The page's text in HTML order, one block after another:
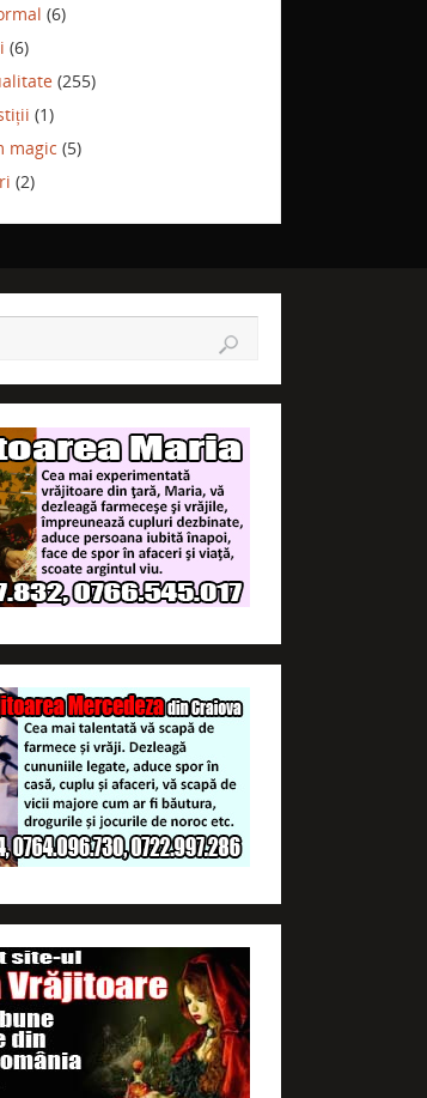
(6)
(6)
(255)
(1)
magic (5)
(2)